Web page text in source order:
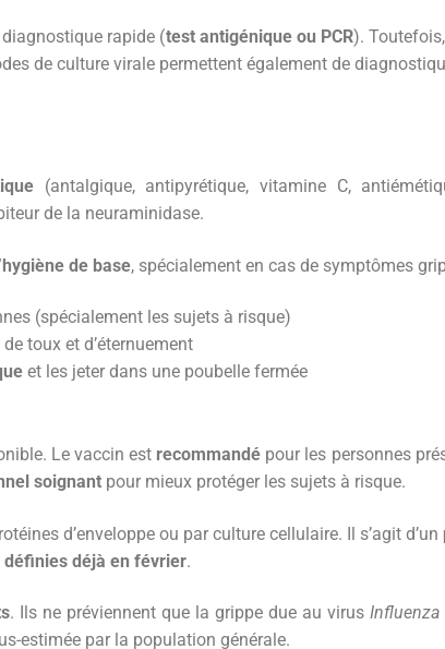
rapide (test antigénique ou PCR).
de culture virale permettent également de
(antalgique, antipyrétique, vitamine C,
de la neuraminidase.
de base, spécialement en cas de symptômes
(spécialement les sujets à risque)
toux et d’éternuement
et les jeter dans une poubelle fermée
Le vaccin est recommandé pour les personnes
soignant pour mieux protéger les sujets à risque.
d’enveloppe ou par culture cellulaire. Il s’agit d’un
définies déjà en février.
. Ils ne préviennent que la grippe due au virus Influenza
estimée par la population générale.